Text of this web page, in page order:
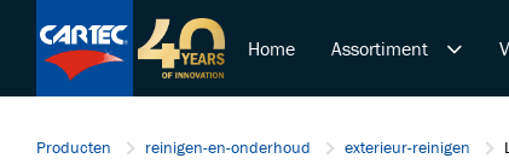
Home Assortiment
Polijsten en
Producten reinigen-en-onderhoud exterieur-reinigen